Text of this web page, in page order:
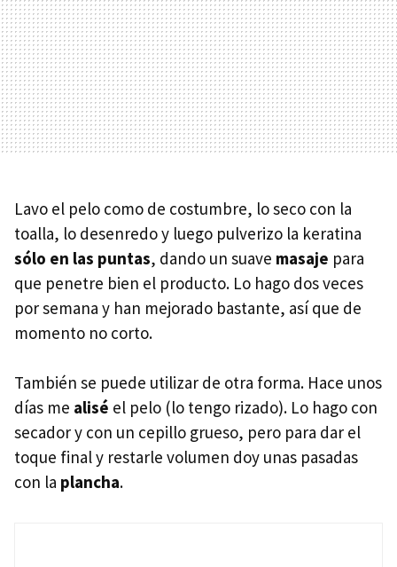
Lavo el pelo como de costumbre, lo seco con la
toalla, lo desenredo y luego pulverizo la keratina
sólo en las puntas, dando un suave masaje para
que penetre bien el producto. Lo hago dos veces
por semana y han mejorado bastante, así que de
momento no corto.
También se puede utilizar de otra forma. Hace unos
días me alisé el pelo (lo tengo rizado). Lo hago con
secador y con un cepillo grueso, pero para dar el
toque final y restarle volumen doy unas pasadas
con la plancha.